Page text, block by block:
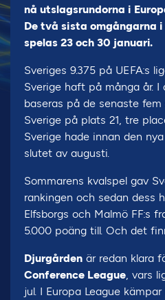
nå utslagsrundorna i
De två sista omgångarna
spelas 23 och 30 januari.
Sveriges 9.375 på UEFA:s
Sverige haft på många år.
baseras på de senaste fem
Sverige på plats 21, tre
Sverige hade innan den
slutet av augusti.
Sommarens kvalspel gav
rankingen och sedan dess
Elfsborgs och Malmö FF:s
5.000 poäng till. Och det
Djurgården är redan klara
Conference League, vars
jul. I Europa League